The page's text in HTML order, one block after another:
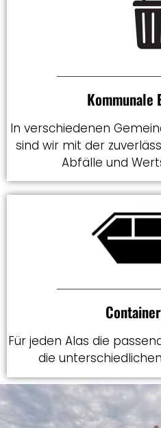
Kommunale
In verschiedenen
sind wir mit der
Abfälle und
Für jeden Alas die
die